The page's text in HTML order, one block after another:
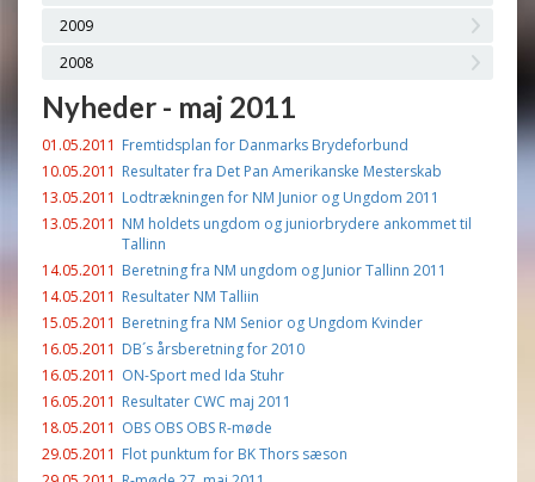
2009
2008
Nyheder - maj 2011
01.05.2011 Fremtidsplan for Danmarks Brydeforbund
10.05.2011 Resultater fra Det Pan Amerikanske Mesterskab
13.05.2011 Lodtrækningen for NM Junior og Ungdom 2011
13.05.2011 NM holdets ungdom og juniorbrydere ankommet til
Tallinn
14.05.2011 Beretning fra NM ungdom og Junior Tallinn 2011
14.05.2011 Resultater NM Talliin
15.05.2011 Beretning fra NM Senior og Ungdom Kvinder
16.05.2011 DB´s årsberetning for 2010
16.05.2011 ON-Sport med Ida Stuhr
16.05.2011 Resultater CWC maj 2011
18.05.2011 OBS OBS OBS R-møde
29.05.2011 Flot punktum for BK Thors sæson